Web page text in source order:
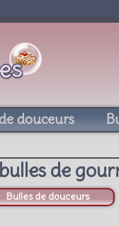
douceurs
de
Bulles de douceurs